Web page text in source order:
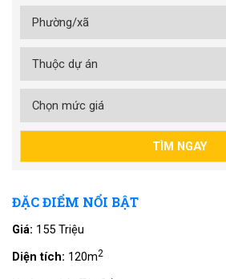
ĐẶC ĐIỂM NỔI BẬT
Giá: 155 Triệu
Diện tích: 120m2